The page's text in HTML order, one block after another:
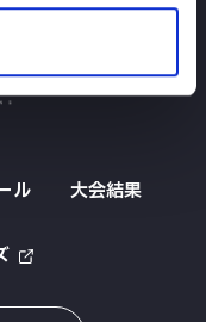
ル 大会結果